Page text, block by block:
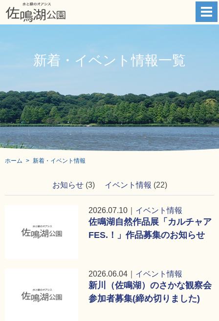
新着・イベント情報一覧
ホーム 新着・イベント情報
お知らせ(3) イベント情報 (22)
2026.07.10｜ イベント情報
佐鳴湖自然作品展「カルチャア
FES.！」作品募集のお知らせ
2026.06.04｜ イベント情報
新川（佐鳴湖）のさかな観察会
参加者募集(締め切りました)